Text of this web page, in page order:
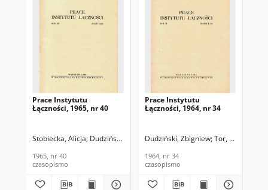
Prace Instytutu
Łączności, 1965, nr 40
Stobiecka, Alicja Dudziński, Zbigniew
1965, nr 40
czasopismo
Prace Instytutu
Łączności, 1964, nr 34
Dudziński, Zbigniew Tor, Bogdan
1964, nr 34
czasopismo